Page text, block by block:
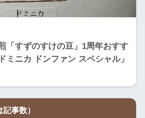
「すずのすけの豆」1周年おすす
ミニカ ドンファン スペシャル」